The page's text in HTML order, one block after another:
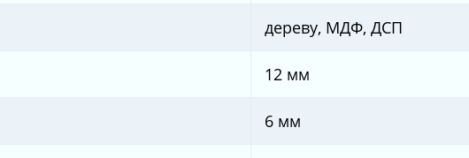
дереву, МДФ, ДСП
12 мм
6 мм